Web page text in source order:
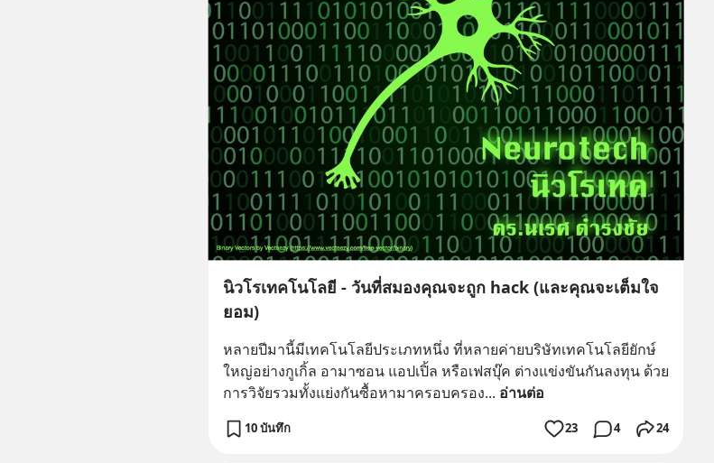
นิวโรเทคโนโลยี - วันที่สมองคุณจะถูก hack (และคุณจะเต็มใจ
ยอม)
หลายปีมานี้มีเทคโนโลยีประเภทหนึ่ง ที่หลายค่ายบริษัทเทคโนโลยียักษ์
ใหญ่อย่างกูเกิ้ล อามาซอน แอปเปิ้ล หรือเฟสบุ๊ค ต่างแข่งขันกันลงทุน ด้วย
การวิจัยรวมทั้งแย่งกันซื้อหามาครอบครอง... อ่านต่อ
10 บันทึก 23 4 24